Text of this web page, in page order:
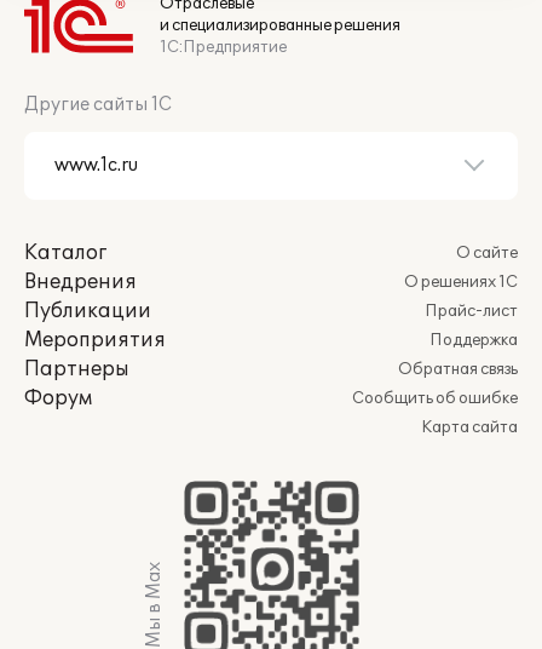
и специализированные решения
1С:Предприятие
Другие сайты 1С
Каталог
Внедрения
Публикации
Мероприятия
Партнеры
Форум
О сайте
О решениях 1С
Прайс-лист
Поддержка
Обратная связь
Сообщить об ошибке
Карта сайта
Мы в Max